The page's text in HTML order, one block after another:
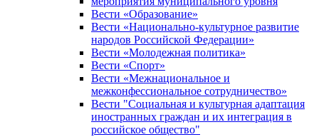
Вести «Образование»
Вести «Национально-культурное развитие
народов Российской Федерации»
Вести «Молодежная политика»
Вести «Спорт»
Вести «Межнациональное и
межконфессиональное сотрудничество»
Вести "Социальная и культурная адаптация
иностранных граждан и их интеграция в
российское общество"